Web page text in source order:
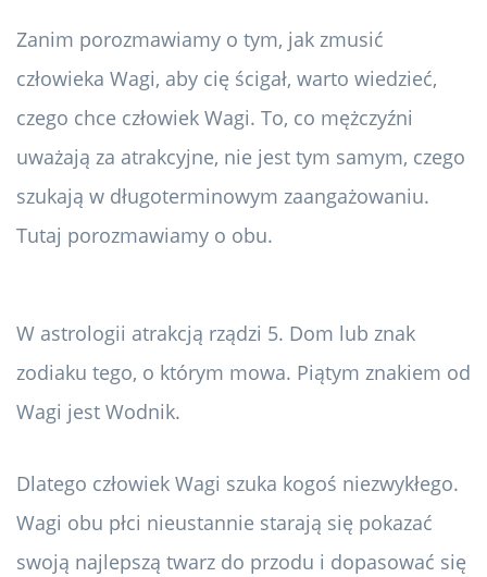
Zanim porozmawiamy o tym, jak zmusić
człowieka Wagi, aby cię ścigał, warto wiedzieć,
czego chce człowiek Wagi. To, co mężczyźni
uważają za atrakcyjne, nie jest tym samym, czego
szukają w długoterminowym zaangażowaniu.
Tutaj porozmawiamy o obu.
W astrologii atrakcją rządzi 5. Dom lub znak
zodiaku tego, o którym mowa. Piątym znakiem od
Wagi jest Wodnik.
Dlatego człowiek Wagi szuka kogoś niezwykłego.
Wagi obu płci nieustannie starają się pokazać
swoją najlepszą twarz do przodu i dopasować się